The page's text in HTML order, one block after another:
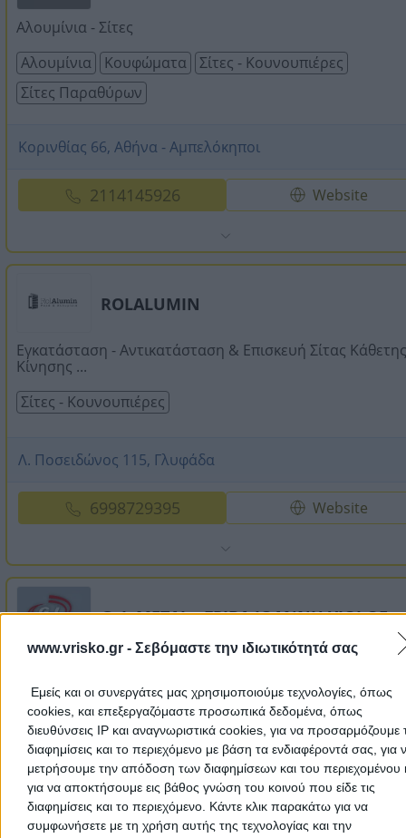
www.vrisko.gr - Σεβόμαστε την ιδιωτικότητά σας
Εμείς και οι συνεργάτες μας χρησιμοποιούμε τεχνολογίες, όπως
cookies, και επεξεργαζόμαστε προσωπικά δεδομένα, όπως
διευθύνσεις IP και αναγνωριστικά cookies, για να προσαρμόζουμε
διαφημίσεις και το περιεχόμενο με βάση τα ενδιαφέροντά σας, για
μετρήσουμε την απόδοση των διαφημίσεων και του περιεχομένου
για να αποκτήσουμε εις βάθος γνώση του κοινού που είδε τις
διαφημίσεις και το περιεχόμενο. Κάντε κλικ παρακάτω για να
συμφωνήσετε με τη χρήση αυτής της τεχνολογίας και την
Αλουμίνια - Σίτες
Αλουμίνια
Κουφώματα
Σίτες - Κουνουπιέρες
Σίτες Παραθύρων
Κορινθίας 66, Αθήνα - Αμπελόκηποι
2114145926 Website
ROLALUMIN
Εγκατάσταση - Αντικατάσταση & Επισκευή Σίτας Κάθετης
Κίνησης ...
Σίτες - Κουνουπιέρες
Λ. Ποσειδώνος 115, Γλυφάδα
6998729395 Website
G. I. METAL - ΓΡΙΒΑ ΙΩΑΝΝΗ ΥΙΟΙ ΟΕ
Σίτες - Κουνουπιέρες
Ιερά Οδός 301, Αιγάλεω
2105906248 Website